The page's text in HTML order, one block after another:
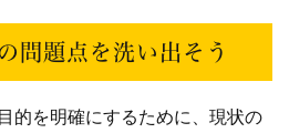
問題点を洗い出そう
的を明確にするために、現状の